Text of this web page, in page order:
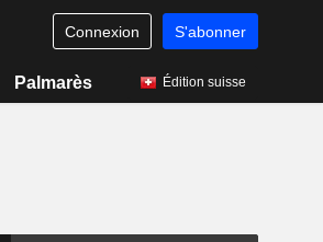
Connexion S'abonner
Palmarès Édition suisse